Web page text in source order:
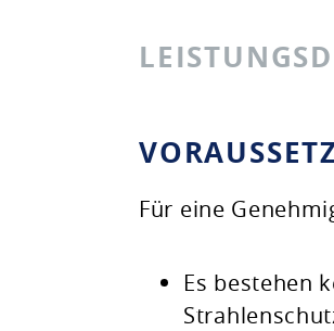
Für eine
Es bestehen